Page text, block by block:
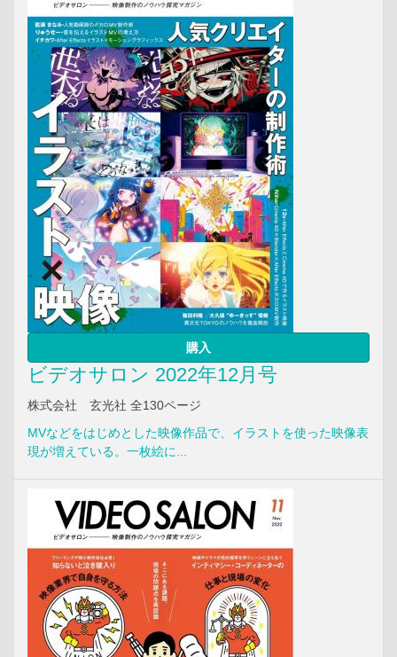
購入
ビデオサロン 2022年12月号
株式会社 玄光社 全130ページ
MVなどをはじめとした映像作品で、イラストを使った映像表
現が増えている。一枚絵に...